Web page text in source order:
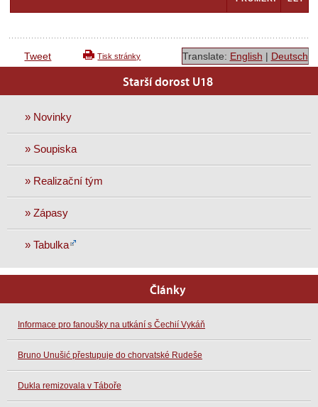
Tweet Tisk stránky Translate: English | Deutsch
Starší dorost U18
» Novinky
» Soupiska
» Realizační tým
» Zápasy
» Tabulka
Články
Informace pro fanoušky na utkání s Čechií Vykáň
Bruno Unušić přestupuje do chorvatské Rudeše
Dukla remizovala v Táboře